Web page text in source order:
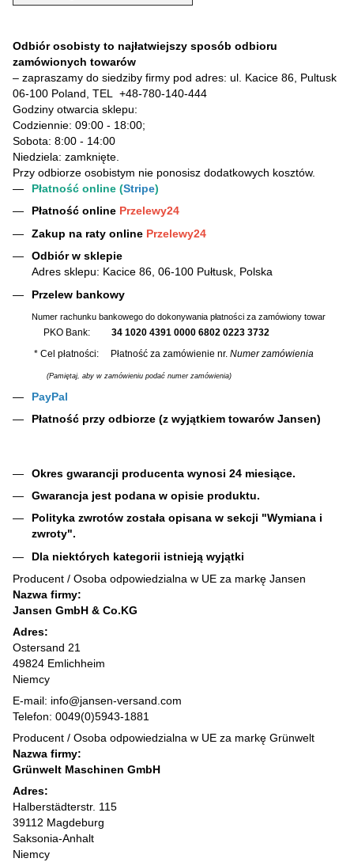
Odbiór osobisty to najłatwiejszy sposób odbioru
zamówionych towarów
– zapraszamy do siedziby firmy pod adres: ul. Kacice 86, Pultusk
06-100 Poland, TEL +48-780-140-444
Godziny otwarcia sklepu:
Codziennie: 09:00 - 18:00;
Sobota: 8:00 - 14:00
Niedziela: zamknięte.
Przy odbiorze osobistym nie ponosisz dodatkowych kosztów.
Płatność online (Stripe)
Płatność online Przelewy24
Zakup na raty online Przelewy24
Odbiór w sklepie
Adres sklepu: Kacice 86, 06-100 Pułtusk, Polska
Przelew bankowy
Numer rachunku bankowego do dokonywania płatności za zamówiony towar
PKO Bank: 34 1020 4391 0000 6802 0223 3732
* Cel płatności: Płatność za zamówienie nr. Numer zamówienia
(Pamiętaj, aby w zamówieniu podać numer zamówienia)
PayPal
Płatność przy odbiorze (z wyjątkiem towarów Jansen)
Okres gwarancji producenta wynosi 24 miesiące.
Gwarancja jest podana w opisie produktu.
Polityka zwrotów została opisana w sekcji "Wymiana i
zwroty".
Dla niektórych kategorii istnieją wyjątki
Producent / Osoba odpowiedzialna w UE za markę Jansen
Nazwa firmy:
Jansen GmbH & Co.KG
Adres:
Ostersand 21
49824 Emlichheim
Niemcy
E-mail: info@jansen-versand.com
Telefon: 0049(0)5943-1881
Producent / Osoba odpowiedzialna w UE za markę Grünwelt
Nazwa firmy:
Grünwelt Maschinen GmbH
Adres:
Halberstädterstr. 115
39112 Magdeburg
Saksonia-Anhalt
Niemcy